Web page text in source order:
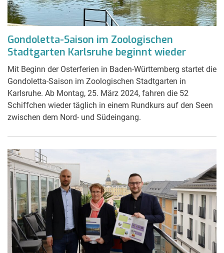
Gondoletta-Saison im Zoologischen
Stadtgarten Karlsruhe beginnt wieder
Mit Beginn der Osterferien in Baden-Württemberg startet die
Gondoletta-Saison im Zoologischen Stadtgarten in
Karlsruhe. Ab Montag, 25. März 2024, fahren die 52
Schiffchen wieder täglich in einem Rundkurs auf den Seen
zwischen dem Nord- und Südeingang.